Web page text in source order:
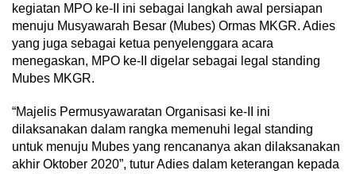
kegiatan MPO ke-II ini sebagai langkah awal persiapan
menuju Musyawarah Besar (Mubes) Ormas MKGR. Adies
yang juga sebagai ketua penyelenggara acara
menegaskan, MPO ke-II digelar sebagai legal standing
Mubes MKGR.
“Majelis Permusyawaratan Organisasi ke-II ini
dilaksanakan dalam rangka memenuhi legal standing
untuk menuju Mubes yang rencananya akan dilaksanakan
akhir Oktober 2020”, tutur Adies dalam keterangan kepada